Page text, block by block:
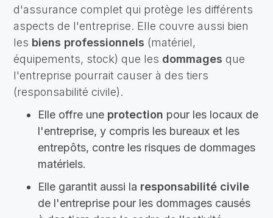
d'assurance complet qui protège les différents
aspects de l'entreprise. Elle couvre aussi bien
les biens professionnels (matériel,
équipements, stock) que les dommages que
l'entreprise pourrait causer à des tiers
(responsabilité civile).
Elle offre une protection pour les locaux de
l'entreprise, y compris les bureaux et les
entrepôts, contre les risques de dommages
matériels.
Elle garantit aussi la responsabilité civile
de l'entreprise pour les dommages causés